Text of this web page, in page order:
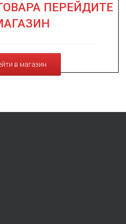
ПЕРЕЙДИТЕ
в магазин